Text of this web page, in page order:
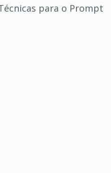
para o Prompt